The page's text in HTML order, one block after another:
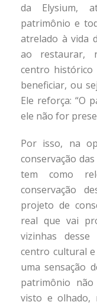
da Elysium,
patrimônio e
atrelado à vida
ao restaurar,
centro
beneficiar, ou
Ele reforça: “O
ele não for
Por isso, na
conservação
tem como
conservação
projeto de
real que vai
vizinhas
centro cultural
uma sensação
patrimônio
visto e olhado,